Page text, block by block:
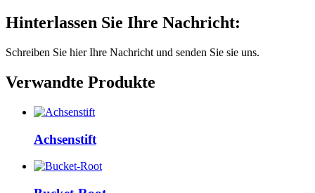
Hinterlassen Sie Ihre Nachricht:
Schreiben Sie hier Ihre Nachricht und senden Sie sie uns.
Verwandte Produkte
Achsenstift